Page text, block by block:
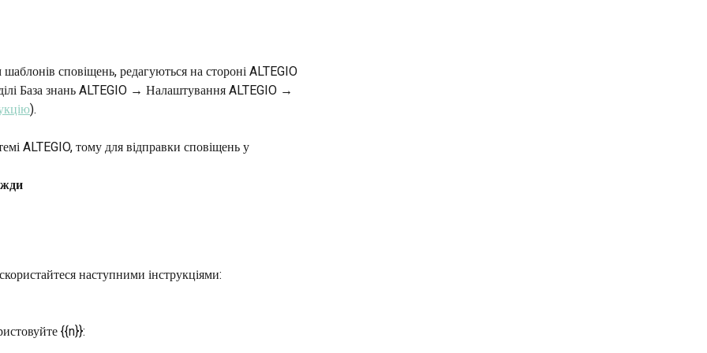
сповіщень, редагуються на стороні ALTEGIO
База знань ALTEGIO → Налаштування ALTEGIO →
).
ALTEGIO, тому для відправки сповіщень у
наступними інструкціями:
{{n}}: